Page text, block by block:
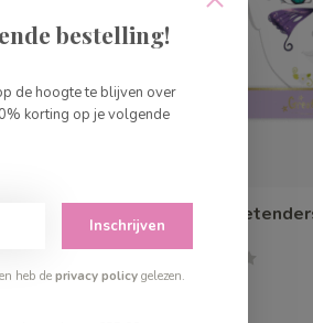
gezicht
Great
bestelling!
de hoogte te blijven over
korting op je volgende
Inschrijven
heb deprivacy policygelezen.